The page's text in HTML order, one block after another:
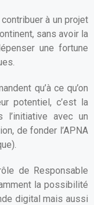
à un projet
sans avoir la
une fortune
qu’à ce qu’on
potentiel, c’est la
avec un
de fonder l’APNA
de Responsable
la possibilité
digital mais aussi